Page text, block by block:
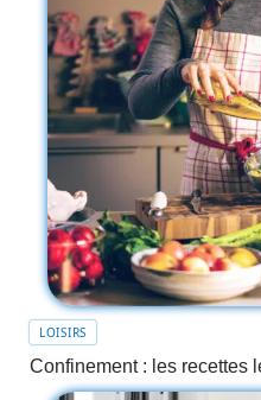
LOISIRS
Confinement : les recettes